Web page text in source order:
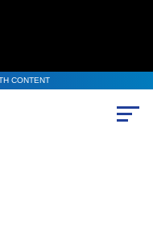
CONTENT